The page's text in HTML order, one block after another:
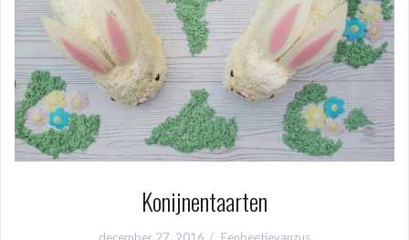
Konijnentaarten